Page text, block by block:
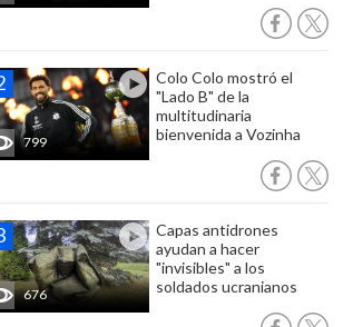
799
Colo Colo mostró el
"Lado B" de la
multitudinaria
bienvenida a Vozinha
676
Capas antidrones
ayudan a hacer
"invisibles" a los
soldados ucranianos